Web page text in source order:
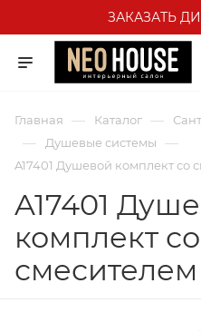
ЗАКАЗАТЬ
Главная — Каталог —
— Душевые системы —
A17401 Душевой комплект со
A17401
комплект со
смесителем